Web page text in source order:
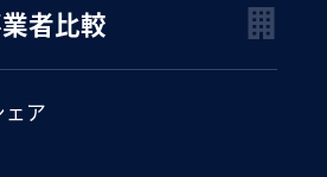
者比較
ア